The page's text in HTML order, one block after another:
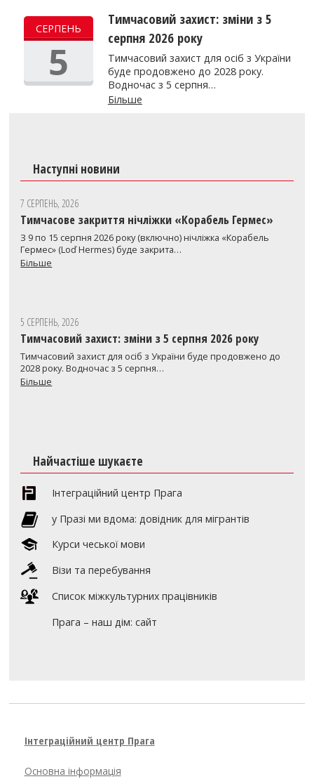
СЕРПЕНЬ
5
Тимчасовий захист: зміни з 5
серпня 2026 року
Тимчасовий захист для осіб з України
буде продовжено до 2028 року.
Водночас з 5 серпня…
Більше
Наступні новини
7 СЕРПЕНЬ, 2026
Тимчасове закриття нічліжки «Корабель Гермес»
З 9 по 15 серпня 2026 року (включно) нічліжка «Корабель
Гермес» (Loď Hermes) буде закрита…
Більше
5 СЕРПЕНЬ, 2026
Тимчасовий захист: зміни з 5 серпня 2026 року
Тимчасовий захист для осіб з України буде продовжено до
2028 року. Водночас з 5 серпня…
Більше
Найчастіше шукаєте
Інтеграційний центр Прага
y Празі ми вдома: довідник для мігрантів
Курси чеської мови
Візи та перебування
Список міжкультурних працівників
Прага – наш дім: сайт
Інтеграційний центр Прага
Основна інформація